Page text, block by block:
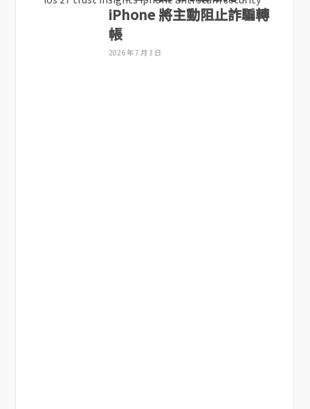
iPhone 將主動阻止詐騙轉
帳
2026 年 7 月 3 日